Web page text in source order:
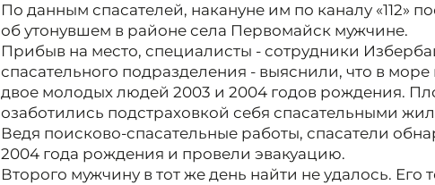
По данным спасателей, накануне им по каналу «112»
об утонувшем в районе села Первомайск мужчине.
Прибыв на место, специалисты - сотрудники
спасательного подразделения - выяснили, что в море
двое молодых людей 2003 и 2004 годов рождения.
озаботились подстраховкой себя спасательными
Ведя поисково-спасательные работы, спасатели
2004 года рождения и провели эвакуацию.
Второго мужчину в тот же день найти не удалось. Его